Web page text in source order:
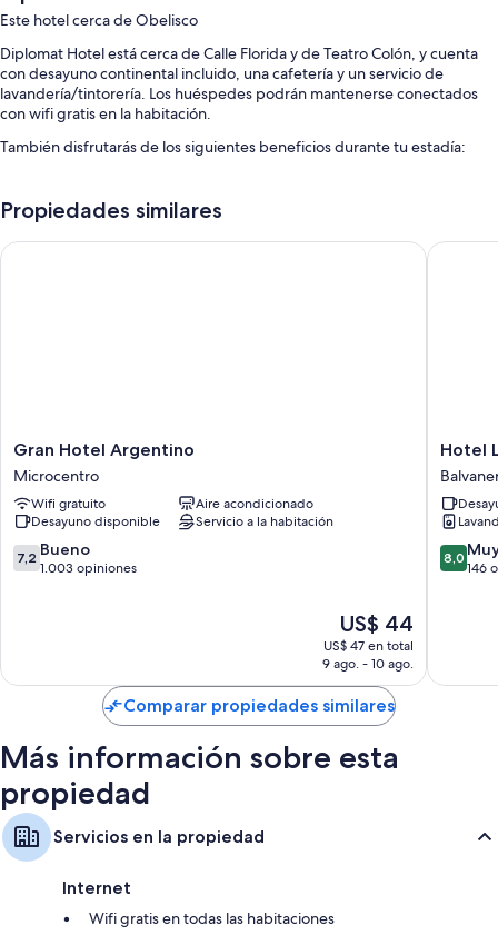
Este hotel cerca de Obelisco
Diplomat Hotel está cerca de Calle Florida y de Teatro Colón, y cuenta
con desayuno continental incluido, una cafetería y un servicio de
lavandería/tintorería. Los huéspedes podrán mantenerse conectados
con wifi gratis en la habitación.
También disfrutarás de los siguientes beneficios durante tu estadía:
servicios de concierge
Canales de televisión por cable, calefacción y servicio de limpieza
diario
Propiedades similares
Gran
Hotel
Argentino
Microcentro
Gran Hotel Argentino
Microcentro
Wifi gratuito
Aire acondicionado
Desayuno disponible
Servicio a la habitación
7.2
de
7,2 Bueno
1.003 opiniones
El
precio
actual
de
US$ 44
US$ 44
US$ 47 en total
9 ago. - 10 ago.
Gran Hotel Argentino
Hotel
La
Barca
Hotel
8.0
de
8,0
146
Hotel La
Comparar propiedades similares
Más información sobre esta
propiedad
Servicios en la propiedad
Internet
Wifi gratis en todas las habitaciones